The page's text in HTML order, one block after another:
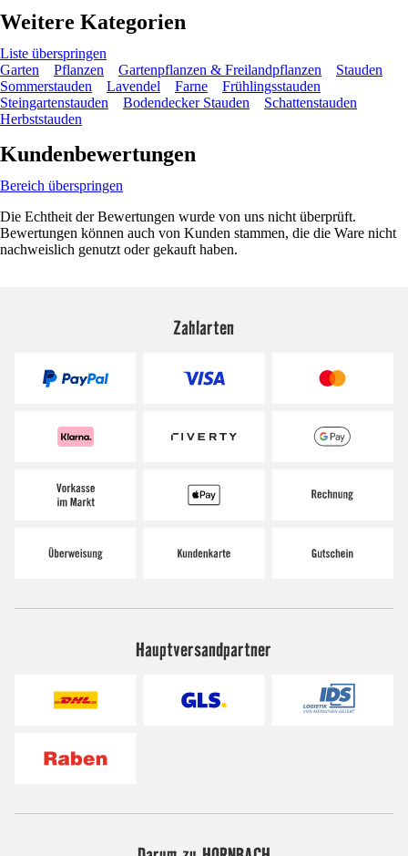
Weitere Kategorien
Liste überspringen
Garten
Pflanzen Gartenpflanzen & Freilandpflanzen
Stauden
Sommerstauden
Lavendel Farne
Frühlingsstauden
Steingartenstauden
Bodendecker Stauden
Schattenstauden
Herbststauden
Kundenbewertungen
Bereich überspringen
Die Echtheit der Bewertungen wurde von uns nicht überprüft.
Bewertungen können auch von Kunden stammen, die die Ware nicht
nachweislich genutzt oder gekauft haben.
Zahlarten
Hauptversandpartner